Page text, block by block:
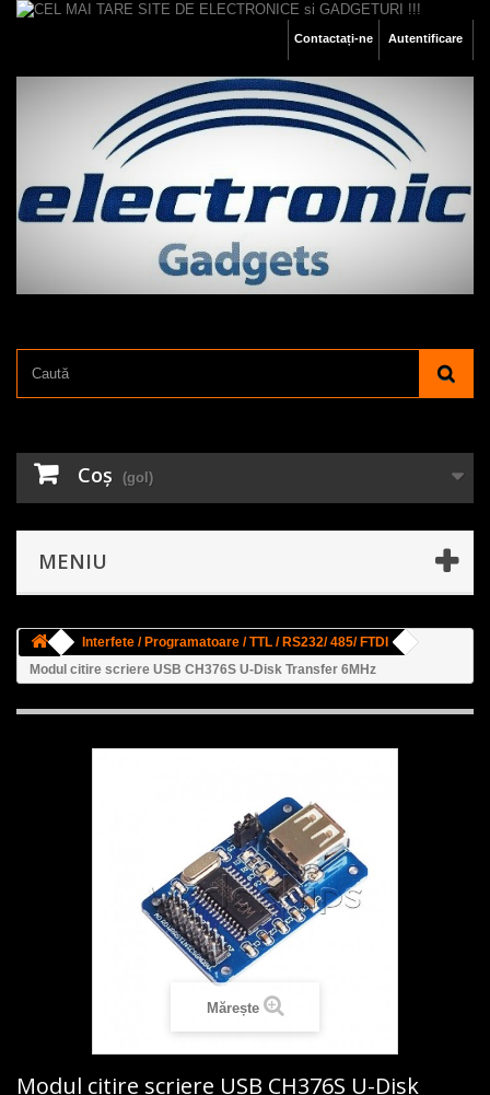
Autentificare
Contactați-ne
Coş (gol)
MENIU
Interfete / Programatoare / TTL / RS232/ 485/ FTDI
Modul citire scriere USB CH376S U-Disk Transfer 6MHz
Mărește
Modul citire scriere USB CH376S U-Disk